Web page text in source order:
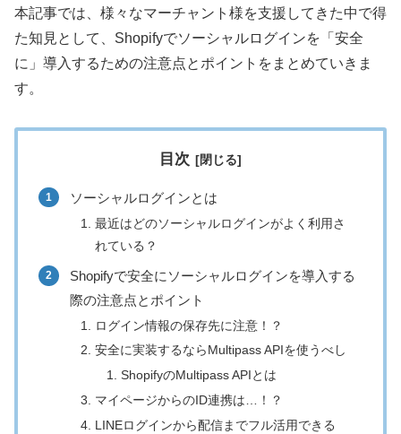
本記事では、様々なマーチャント様を支援してきた中で得
た知見として、Shopifyでソーシャルログインを「安全
に」導入するための注意点とポイントをまとめていきま
す。
目次
ソーシャルログインとは
最近はどのソーシャルログインがよく利用さ
れている？
Shopifyで安全にソーシャルログインを導入する
際の注意点とポイント
ログイン情報の保存先に注意！？
安全に実装するならMultipass APIを使うべし
ShopifyのMultipass APIとは
マイページからのID連携は…！？
LINEログインから配信までフル活用できる